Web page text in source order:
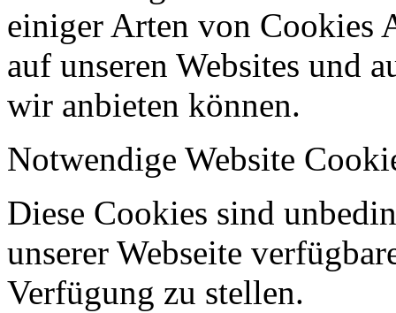
einiger Arten von Cookies
auf unseren Websites und
wir anbieten können.
Notwendige Website
Diese Cookies sind
unserer Webseite
Verfügung zu stellen.